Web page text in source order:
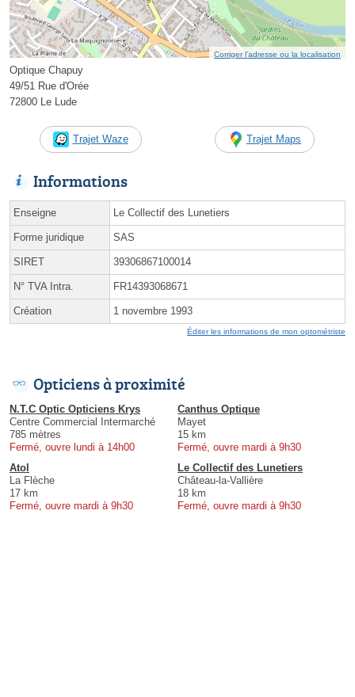
Corriger l’adresse ou la localisation
Optique Chapuy
49/51 Rue d'Orée
72800 Le Lude
Trajet Waze Trajet Maps
Informations
Enseigne Le Collectif des Lunetiers
Forme juridique SAS
SIRET 39306867100014
N° TVA Intra. FR14393068671
Création 1 novembre 1993
Éditer les informations de mon optométriste
Opticiens à proximité
N.T.C Optic Opticiens Krys
Centre Commercial Intermarché
785 mètres
Fermé, ouvre lundi à 14h00
Canthus Optique
Mayet
15 km
Fermé, ouvre mardi à 9h30
Atol
La Flèche
17 km
Fermé, ouvre mardi à 9h30
Le Collectif des Lunetiers
Château-la-Vallière
18 km
Fermé, ouvre mardi à 9h30